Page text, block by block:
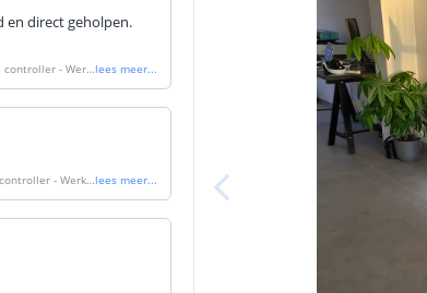
en direct geholpen.
controller - Werk lees meer...
- Werkt lees meer...